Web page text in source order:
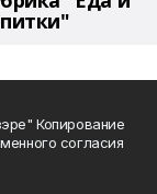
Копирование
согласия